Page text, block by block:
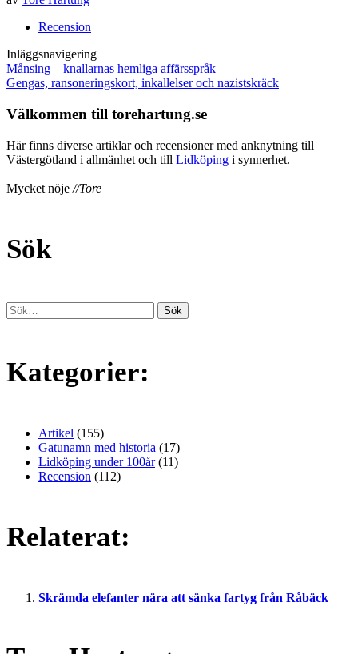
Recension
Inläggsnavigering
Månsing – knallarnas hemliga affärsspråk
Gengas, ransoneringskort, inkallelser och nazistskräck
Välkommen till torehartung.se
Här finns diverse artiklar och recensioner med anknytning till
Västergötland i allmänhet och till Lidköping i synnerhet.
Mycket nöje //Tore
Sök
Kategorier:
Artikel (155)
Gatunamn med historia (17)
Lidköping under 100år(11)
Recension (112)
Relaterat:
Skrämda elefanter nära att sänka fartyg från Råbäck